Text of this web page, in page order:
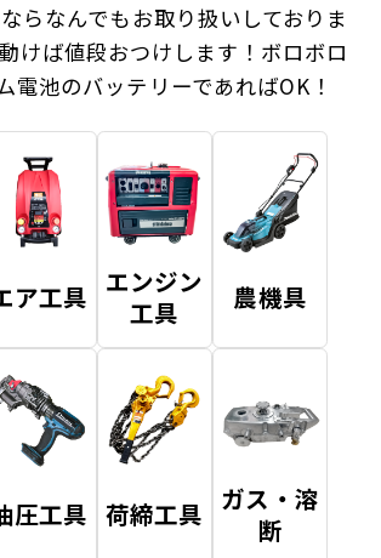
らなんでもお取り扱いしておりま
けば値段おつけします！ボロボロ
電池のバッテリーであればOK！
ア工具 エンジン
工具
農機具
圧工具 荷締工具 ガス・溶
断